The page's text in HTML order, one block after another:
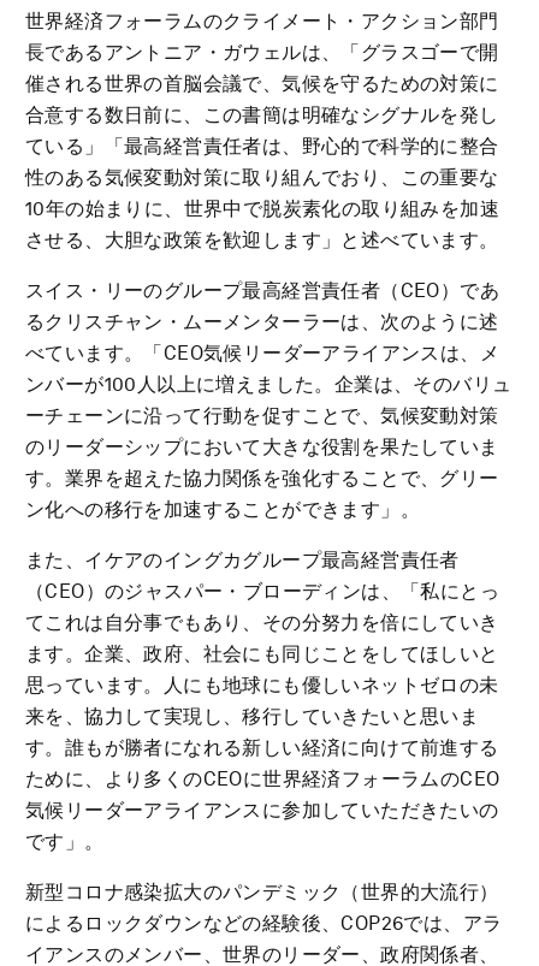
世界経済フォーラムのクライメート・アクション部門
長であるアントニア・ガウェルは、「グラスゴーで開
催される世界の首脳会議で、気候を守るための対策に
合意する数日前に、この書簡は明確なシグナルを発し
ている」「最高経営責任者は、野心的で科学的に整合
性のある気候変動対策に取り組んでおり、この重要な
10年の始まりに、世界中で脱炭素化の取り組みを加速
させる、大胆な政策を歓迎します」と述べています。
スイス・リーのグループ最高経営責任者（CEO）であ
るクリスチャン・ムーメンターラーは、次のように述
べています。「CEO気候リーダーアライアンスは、メ
ンバーが100人以上に増えました。企業は、そのバリュ
ーチェーンに沿って行動を促すことで、気候変動対策
のリーダーシップにおいて大きな役割を果たしていま
す。業界を超えた協力関係を強化することで、グリー
ン化への移行を加速することができます」。
また、イケアのイングカグループ最高経営責任者
（CEO）のジャスパー・ブローディンは、「私にとっ
てこれは自分事でもあり、その分努力を倍にしていき
ます。企業、政府、社会にも同じことをしてほしいと
思っています。人にも地球にも優しいネットゼロの未
来を、協力して実現し、移行していきたいと思いま
す。誰もが勝者になれる新しい経済に向けて前進する
ために、より多くのCEOに世界経済フォーラムのCEO
気候リーダーアライアンスに参加していただきたいの
です」。
新型コロナ感染拡大のパンデミック（世界的大流行）
によるロックダウンなどの経験後、COP26では、アラ
イアンスのメンバー、世界のリーダー、政府関係者、